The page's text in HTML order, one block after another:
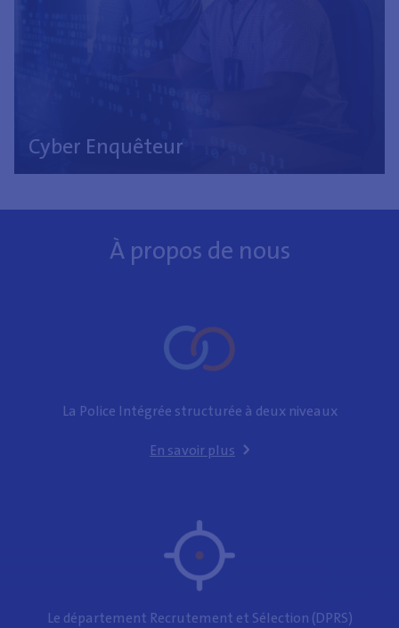
Cyber Enquêteur
À propos de nous
La Police Intégrée structurée à deux niveaux
En savoir plus
Le département Recrutement et Sélection (DPRS)